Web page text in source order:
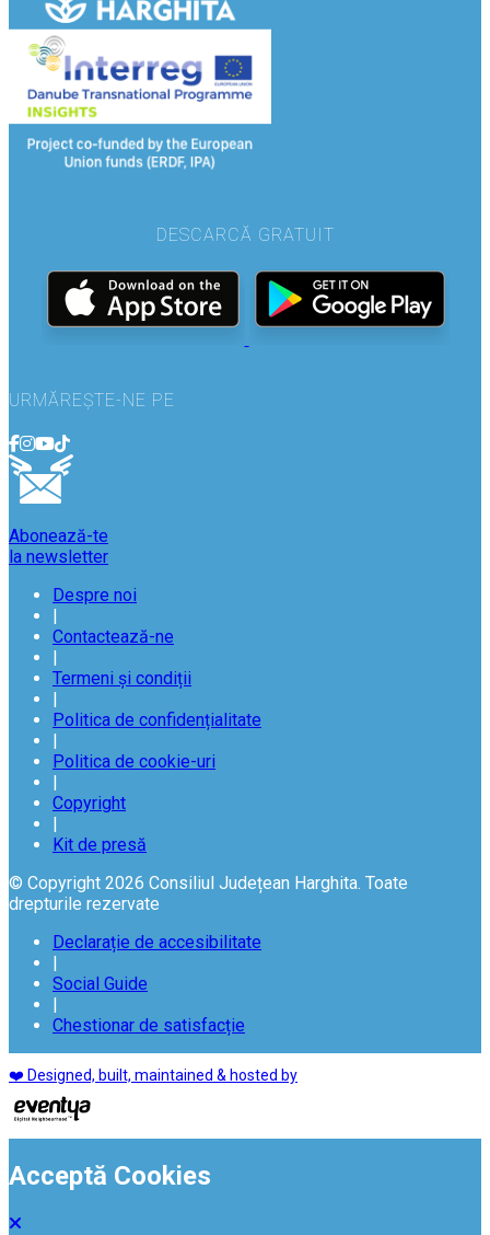
DESCARCĂ GRATUIT
URMĂREȘTE-NE PE
Abonează-te
la newsletter
Despre noi
Contactează-ne
Termeni și condiții
Politica de confidențialitate
Politica de cookie-uri
Copyright
Kit de presă
© Copyright 2026 Consiliul Județean Harghita. Toate
drepturile rezervate
Declarație de accesibilitate
Social Guide
Chestionar de satisfacție
❤️ Designed, built, maintained & hosted by
Acceptă Cookies